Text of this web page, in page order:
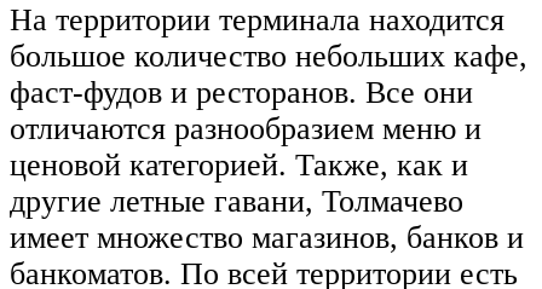
На территории терминала находится
большое количество небольших кафе,
фаст-фудов и ресторанов. Все они
отличаются разнообразием меню и
ценовой категорией. Также, как и
другие летные гавани, Толмачево
имеет множество магазинов, банков и
банкоматов. По всей территории есть